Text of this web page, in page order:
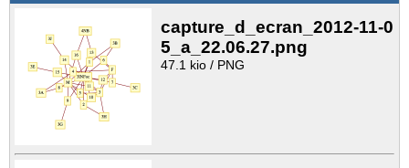
capture_d_ecran_2012-11-0
5_a_22.06.27.png
47.1 kio / PNG